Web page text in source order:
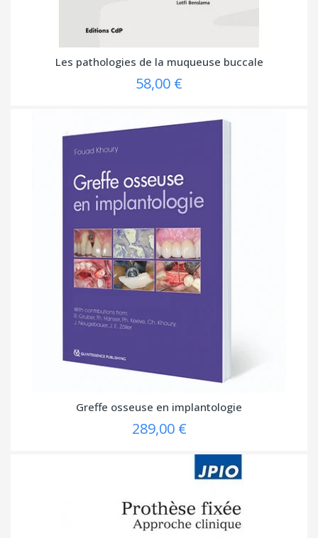
Les pathologies de la muqueuse buccale
58,00 €
Greffe osseuse en implantologie
289,00 €